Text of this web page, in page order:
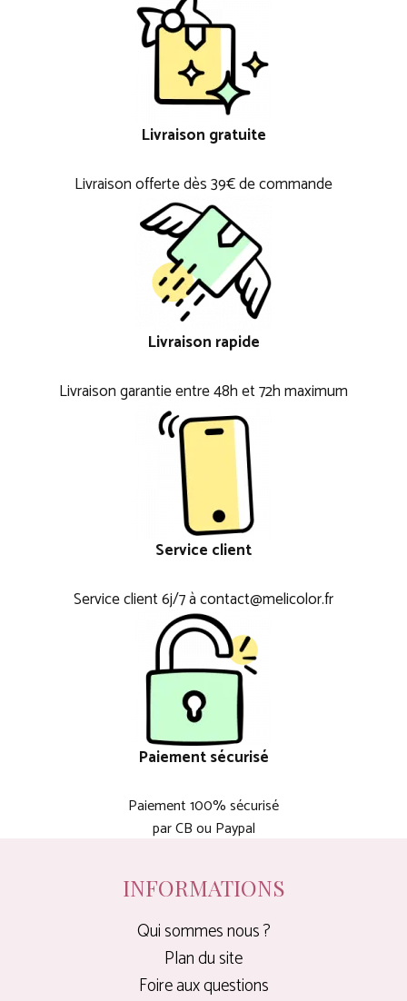
Livraison gratuite
Livraison offerte dès 39€ de commande
Livraison rapide
Livraison garantie entre 48h et 72h maximum
Service client
Service client 6j/7 à contact@melicolor.fr
Paiement sécurisé
Paiement 100% sécurisé
par CB ou Paypal
INFORMATIONS
Qui sommes nous ?
Plan du site
Foire aux questions